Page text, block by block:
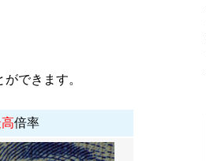
できます。
倍率